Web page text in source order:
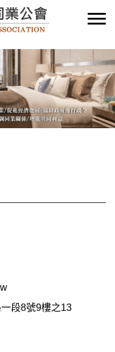
段8號9樓之13